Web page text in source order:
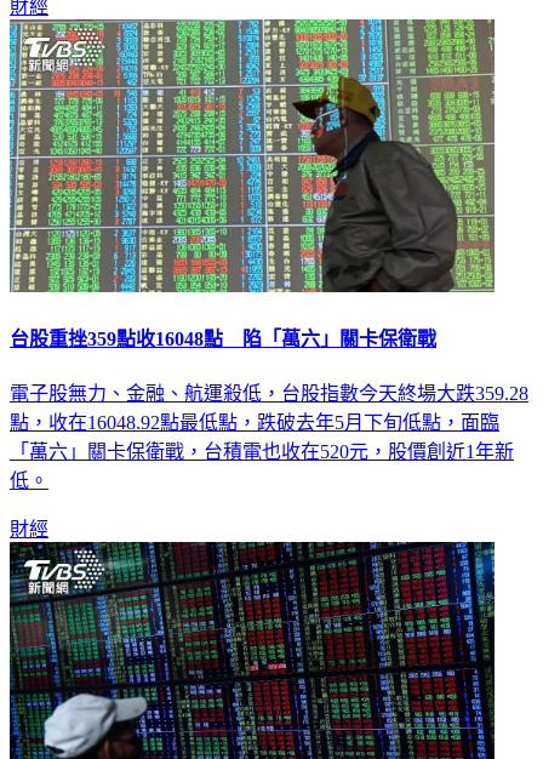
財經
台股重挫359點收16048點 陷「萬六」關卡保衛戰
電子股無力、金融、航運殺低，台股指數今天終場大跌359.28
點，收在16048.92點最低點，跌破去年5月下旬低點，面臨
「萬六」關卡保衛戰，台積電也收在520元，股價創近1年新
低。
財經